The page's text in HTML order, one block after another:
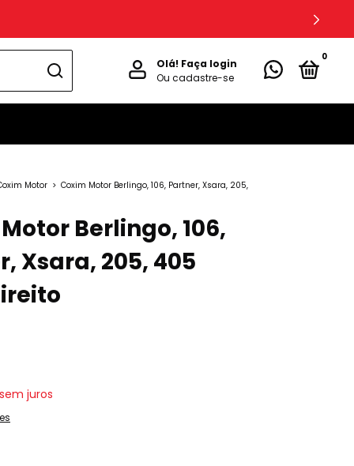
Olá! Faça login
Ou cadastre-se
0
Motor > Coxim Motor Berlingo, 106, Partner, Xsara, 205,
Berlingo, 106,
Xsara, 205, 405
sem juros